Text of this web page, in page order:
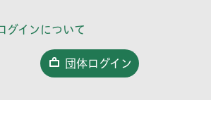
グインについて
団体ログイン